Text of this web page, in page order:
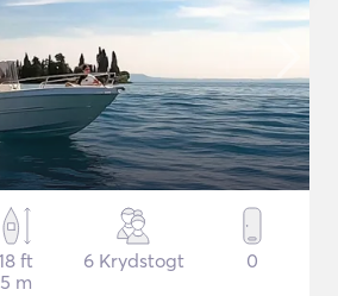
ft
5 m
6 Krydstogt 0